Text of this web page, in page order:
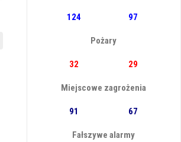
124 97
Pożary
32 29
Miejscowe zagrożenia
91 67
Fałszywe alarmy